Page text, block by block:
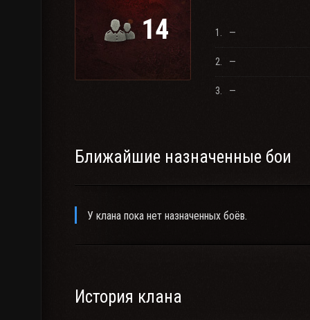
14 1. —
2. —
3. —
Ближайшие назначенные бои
У клана пока нет назначенных боёв.
История клана